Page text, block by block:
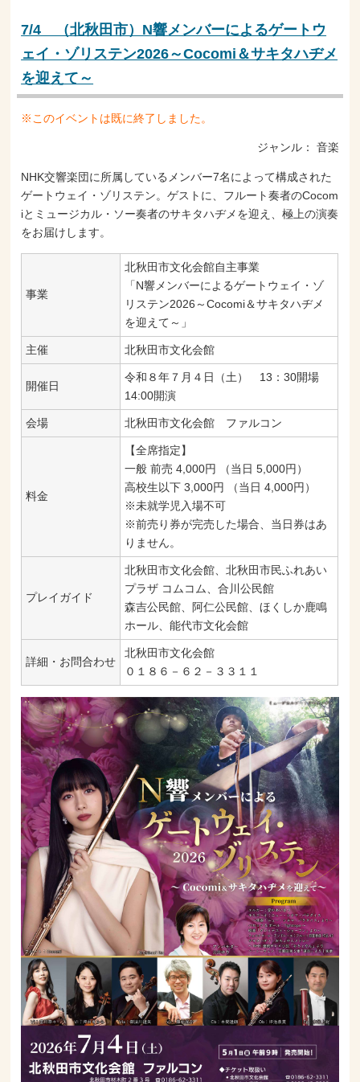
7/4 （北秋田市）N響メンバーによるゲートウ
ェイ・ゾリステン2026～Cocomi＆サキタハヂメ
を迎えて～
※このイベントは既に終了しました。
ジャンル： 音楽
NHK交響楽団に所属しているメンバー7名によって構成された
ゲートウェイ・ゾリステン。ゲストに、フルート奏者のCocom
iとミュージカル・ソー奏者のサキタハヂメを迎え、極上の演奏
をお届けします。
事業
北秋田市文化会館自主事業
「N響メンバーによるゲートウェイ・ゾ
リステン2026～Cocomi＆サキタハヂメ
を迎えて～」
主催 北秋田市文化会館
開催日
令和８年７月４日（土） 13：30開場
14:00開演
会場 北秋田市文化会館 ファルコン
料金
【全席指定】
一般 前売 4,000円 （当日 5,000円）
高校生以下 3,000円 （当日 4,000円）
※未就学児入場不可
※前売り券が完売した場合、当日券はあ
りません。
プレイガイド
北秋田市文化会館、北秋田市民ふれあい
プラザ コムコム、合川公民館
森吉公民館、阿仁公民館、ほくしか鹿鳴
ホール、能代市文化会館
詳細・お問合わせ
北秋田市文化会館
０１８６－６２－３３１１